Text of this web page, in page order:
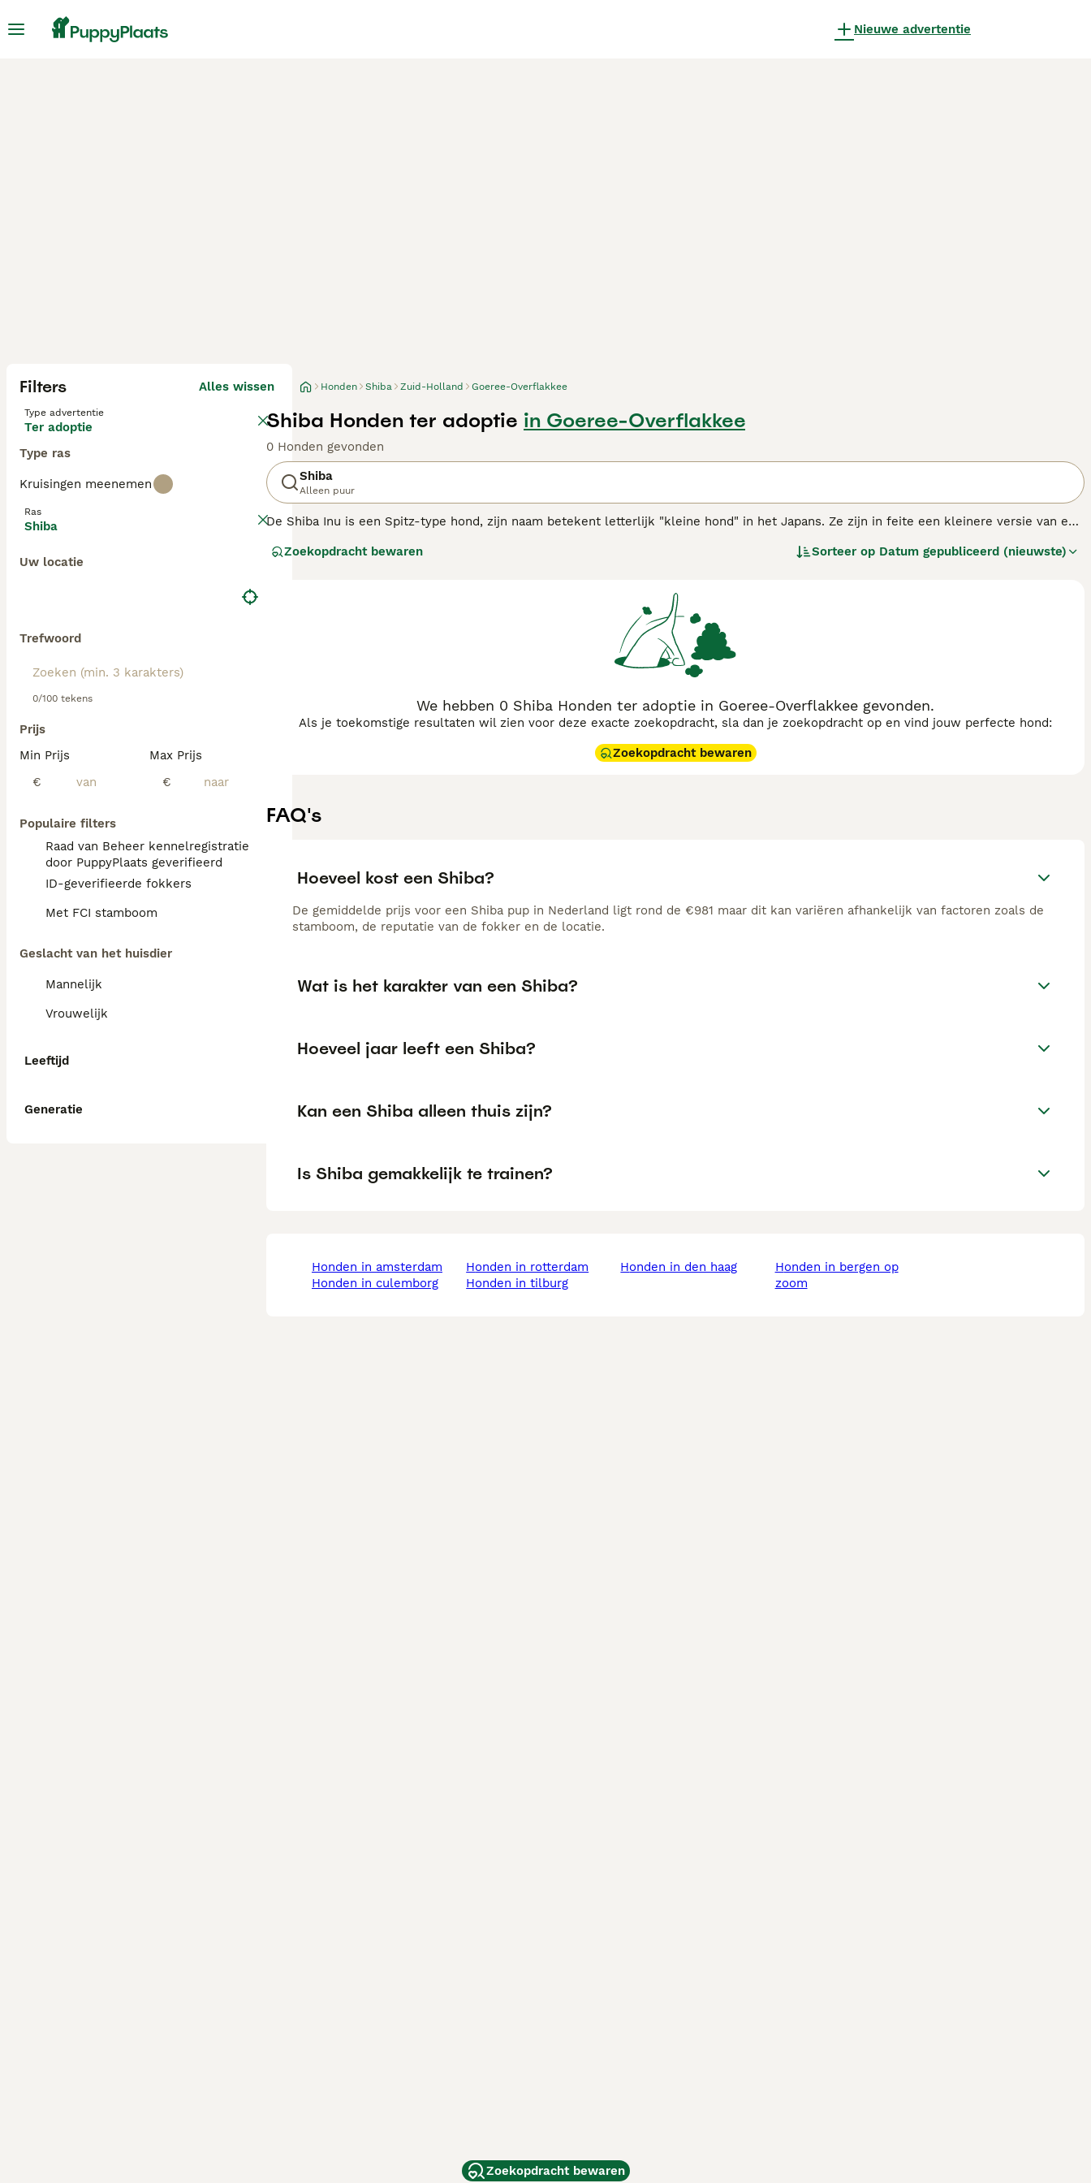
Nieuwe advertentie
Filters Alles wissen
Type advertentie
Ter adoptie
Type ras
Kruisingen meenemen
Ras
Shiba
Uw locatie
Trefwoord
0/100 tekens
Prijs
Min Prijs
€
Max Prijs
€
Populaire filters
Raad van Beheer kennelregistratie
door PuppyPlaats geverifieerd
ID-geverifieerde fokkers
Met FCI stamboom
Geslacht van het huisdier
Mannelijk
Vrouwelijk
Leeftijd
Generatie
Honden Shiba Zuid-Holland Goeree-Overflakkee
Shiba Honden ter adoptie in Goeree-Overflakkee
0 Honden gevonden
Shiba
Alleen puur
De Shiba Inu is een Spitz-type hond, zijn naam betekent letterlijk "kleine hond" in het Japans. Ze zijn in feite een kleinere versie van een
hen heen gebeurt, en door de jaren heen hebben ze in hun geboorteland Japan een reputatie opgebouwd als een betrouwbaar,
voor informatie over dit hondenras.
Zoekopdracht bewaren Sorteer op Datum gepubliceerd (nieuwste)
We hebben 0 Shiba Honden ter adoptie in Goeree-Overflakkee gevonden.
Als je toekomstige resultaten wil zien voor deze exacte zoekopdracht, sla dan je zoekopdracht op en vind jouw perfecte hond:
Zoekopdracht bewaren
FAQ's
Hoeveel kost een Shiba?
De gemiddelde prijs voor een Shiba pup in Nederland ligt rond de €981 maar dit kan variëren afhankelijk van factoren zoals de
stamboom, de reputatie van de fokker en de locatie.
Wat is het karakter van een Shiba?
Hoeveel jaar leeft een Shiba?
Kan een Shiba alleen thuis zijn?
Is Shiba gemakkelijk te trainen?
honden in amsterdam
honden in culemborg
honden in rotterdam
honden in tilburg
honden in den haag
honden in bergen op
zoom
Zoekopdracht bewaren